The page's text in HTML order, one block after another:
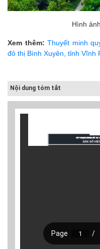
Hình
Xem thêm:Thuyết minh
đô thị Bình Xuyên, tỉnh Vĩnh
Nội dung tóm tắt